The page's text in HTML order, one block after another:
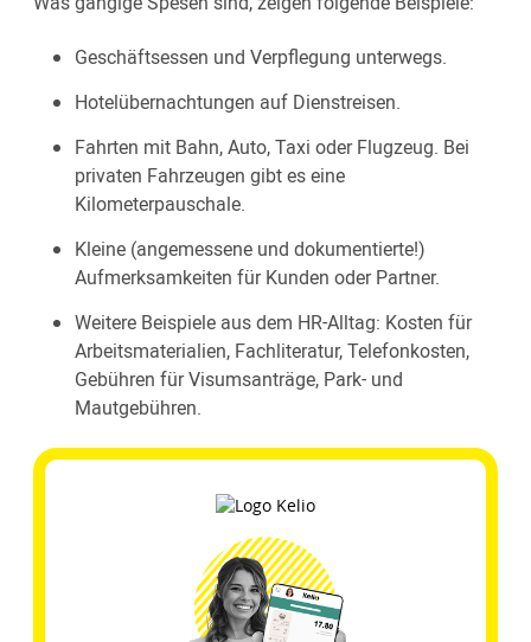
Geschäftsessen und Verpflegung unterwegs.
Hotelübernachtungen auf Dienstreisen.
Fahrten mit Bahn, Auto, Taxi oder Flugzeug. Bei
privaten Fahrzeugen gibt es eine
Kilometerpauschale.
Kleine (angemessene und dokumentierte!)
Aufmerksamkeiten für Kunden oder Partner.
Weitere Beispiele aus dem HR-Alltag: Kosten für
Arbeitsmaterialien, Fachliteratur, Telefonkosten,
Gebühren für Visumsanträge, Park- und
Mautgebühren.